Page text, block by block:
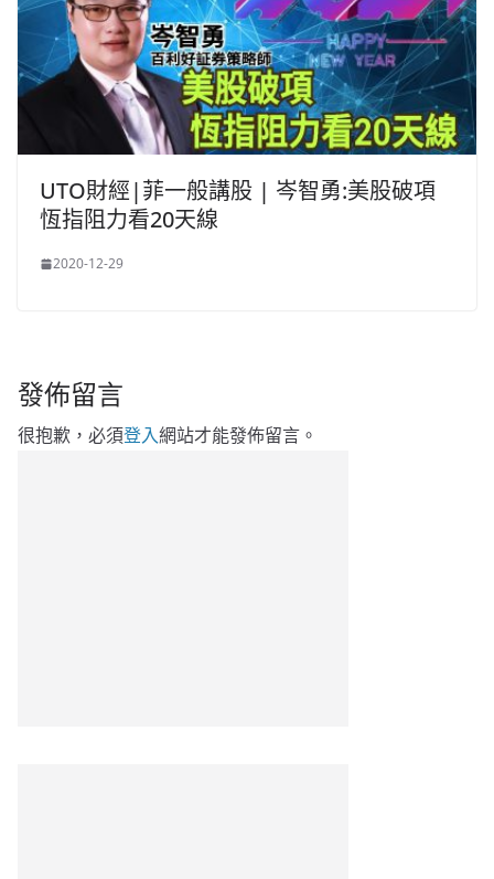
UTO財經|菲一般講股 | 岑智勇:美股破項
恆指阻力看20天線
2020-12-29
發佈留言
很抱歉，必須登入網站才能發佈留言。